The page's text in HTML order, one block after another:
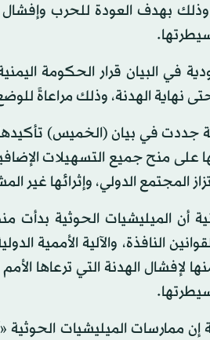
بهدف العودة للحرب وإفشال
في البيان قرار الحكومة
نهاية الهدنة، وذلك مراعاةً
جددت في بيان (الخميس)
على منح جميع التسهيلات
المجتمع الدولي، وإثرائها غير
لإفشال الهدنة التي ترعاها
إن ممارسات الميليشيات